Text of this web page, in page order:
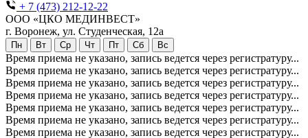
+ 7 (473) 212-12-22
ООО «ЦКО МЕДИНВЕСТ»
г. Воронеж, ул. Студенческая, 12а
Пн Вт Ср Чт Пт Сб Вс
Время приема не указано, запись ведется через регистратуру...
Время приема не указано, запись ведется через регистратуру...
Время приема не указано, запись ведется через регистратуру...
Время приема не указано, запись ведется через регистратуру...
Время приема не указано, запись ведется через регистратуру...
Время приема не указано, запись ведется через регистратуру...
Время приема не указано, запись ведется через регистратуру...